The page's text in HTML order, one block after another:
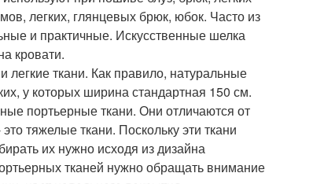
легких, глянцевых брюк, юбок. Часто из
и практичные. Искусственные шелка
кровати.
легкие ткани. Как правило, натуральные
у которых ширина стандартная 150 см.
портьерные ткани. Они отличаются от
тяжелые ткани. Поскольку эти ткани
их нужно исходя из дизайна
тканей нужно обращать внимание